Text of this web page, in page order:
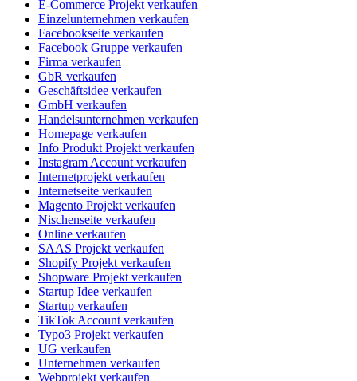
E-Commerce Projekt verkaufen
Einzelunternehmen verkaufen
Facebookseite verkaufen
Facebook Gruppe verkaufen
Firma verkaufen
GbR verkaufen
Geschäftsidee verkaufen
GmbH verkaufen
Handelsunternehmen verkaufen
Homepage verkaufen
Info Produkt Projekt verkaufen
Instagram Account verkaufen
Internetprojekt verkaufen
Internetseite verkaufen
Magento Projekt verkaufen
Nischenseite verkaufen
Online verkaufen
SAAS Projekt verkaufen
Shopify Projekt verkaufen
Shopware Projekt verkaufen
Startup Idee verkaufen
Startup verkaufen
TikTok Account verkaufen
Typo3 Projekt verkaufen
UG verkaufen
Unternehmen verkaufen
Webprojekt verkaufen